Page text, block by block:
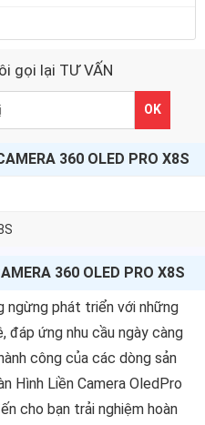
gọi lại TƯ VẤN
OK
360 OLED PRO X8S
360 OLED PRO X8S
ngừng phát triển với những
ứng nhu cầu ngày càng
công của các dòng sản
Hình Liền Camera OledPro
cho bạn trải nghiệm hoàn